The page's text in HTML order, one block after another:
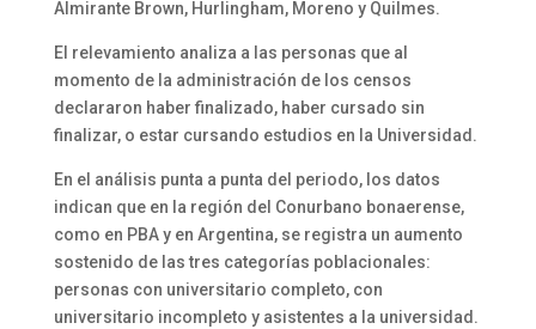
Almirante Brown, Hurlingham, Moreno y Quilmes.
El relevamiento analiza a las personas que al
momento de la administración de los censos
declararon haber finalizado, haber cursado sin
finalizar, o estar cursando estudios en la Universidad.
En el análisis punta a punta del periodo, los datos
indican que en la región del Conurbano bonaerense,
como en PBA y en Argentina, se registra un aumento
sostenido de las tres categorías poblacionales:
personas con universitario completo, con
universitario incompleto y asistentes a la universidad.